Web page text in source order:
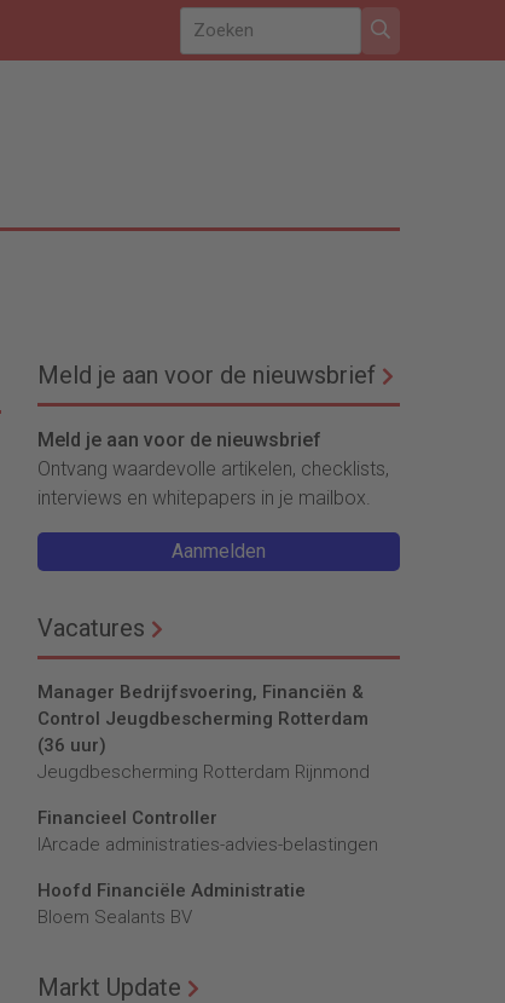
Meld je aan voor de nieuwsbrief
Meld je aan voor de nieuwsbrief
Ontvang waardevolle artikelen, checklists,
interviews en whitepapers in je mailbox.
Aanmelden
Vacatures
Manager Bedrijfsvoering, Financiën &
Control Jeugdbescherming Rotterdam
(36 uur)
Jeugdbescherming Rotterdam Rijnmond
Financieel Controller
lArcade administraties-advies-belastingen
Hoofd Financiële Administratie
Bloem Sealants BV
Markt Update